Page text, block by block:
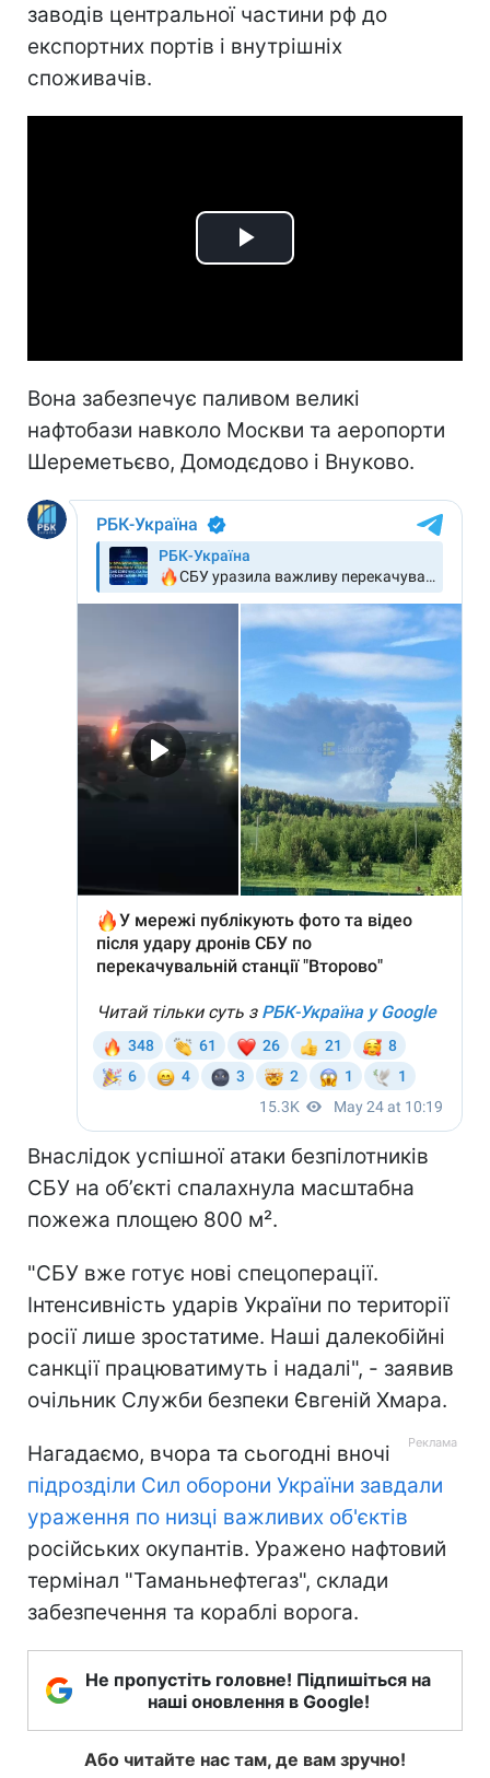
заводів центральної частини рф до
експортних портів і внутрішніх
споживачів.
Play
Вона забезпечує паливом великі
нафтобази навколо Москви та аеропорти
Шереметьєво, Домодєдово і Внуково.
Внаслідок успішної атаки безпілотників
СБУ на обʼєкті спалахнула масштабна
пожежа площею 800 м².
"СБУ вже готує нові спецоперації.
Інтенсивність ударів України по території
росії лише зростатиме. Наші далекобійні
санкції працюватимуть і надалі", - заявив
очільник Служби безпеки Євгеній Хмара.
Нагадаємо, вчора та сьогодні вночі
підрозділи Сил оборони України завдали
ураження по низці важливих об'єктів
російських окупантів. Уражено нафтовий
термінал "Таманьнефтегаз", склади
забезпечення та кораблі ворога.
Не пропустіть головне! Підпишіться на
наші оновлення в Google!
Або читайте нас там, де вам зручно!